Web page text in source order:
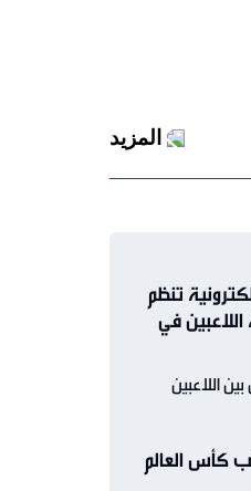
المزيد
تنظم
في
اللاعبين
كأس العالم